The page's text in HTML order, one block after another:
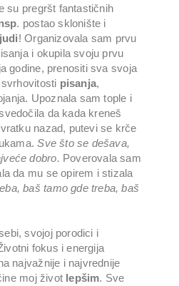
su pregršt fantastičnih
. postao sklonište i
! Organizovala sam prvu
i okupila svoju prvu
godine, prenositi sva svoja
pisanja,
Upoznala sam tople i
da kada kreneš
nazad, putevi se krče
Sve što se dešava,
dobro. Poverovala sam
da mu se opirem i stizala
baš tamo gde treba, baš
svojoj porodici i
fokus i energija
najvažnije i najvrednije
moj život lepšim. Sve